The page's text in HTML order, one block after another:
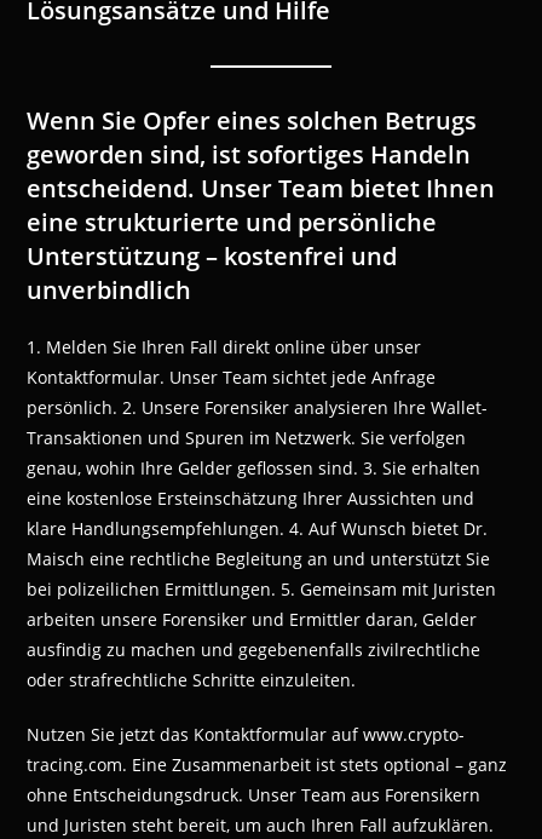
Lösungsansätze und Hilfe
Wenn Sie Opfer eines solchen Betrugs
geworden sind, ist sofortiges Handeln
entscheidend. Unser Team bietet Ihnen
eine strukturierte und persönliche
Unterstützung – kostenfrei und
unverbindlich
1. Melden Sie Ihren Fall direkt online über unser
Kontaktformular. Unser Team sichtet jede Anfrage
persönlich. 2. Unsere Forensiker analysieren Ihre Wallet-
Transaktionen und Spuren im Netzwerk. Sie verfolgen
genau, wohin Ihre Gelder geflossen sind. 3. Sie erhalten
eine kostenlose Ersteinschätzung Ihrer Aussichten und
klare Handlungsempfehlungen. 4. Auf Wunsch bietet Dr.
Maisch eine rechtliche Begleitung an und unterstützt Sie
bei polizeilichen Ermittlungen. 5. Gemeinsam mit Juristen
arbeiten unsere Forensiker und Ermittler daran, Gelder
ausfindig zu machen und gegebenenfalls zivilrechtliche
oder strafrechtliche Schritte einzuleiten.
Nutzen Sie jetzt das Kontaktformular auf www.crypto-
tracing.com. Eine Zusammenarbeit ist stets optional – ganz
ohne Entscheidungsdruck. Unser Team aus Forensikern
und Juristen steht bereit, um auch Ihren Fall aufzuklären.